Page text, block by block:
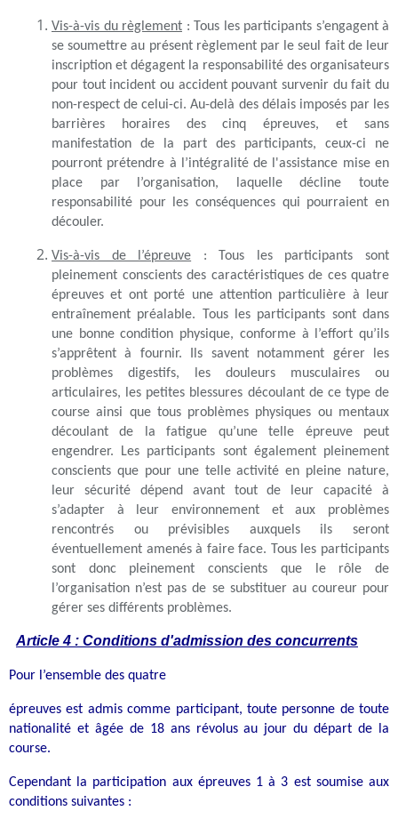
Vis-à-vis du règlement : Tous les participants s’engagent à
se soumettre au présent règlement par le seul fait de leur
inscription et dégagent la responsabilité des organisateurs
pour tout incident ou accident pouvant survenir du fait du
non-respect de celui-ci. Au-delà des délais imposés par les
barrières horaires des cinq épreuves, et sans
manifestation de la part des participants, ceux-ci ne
pourront prétendre à l’intégralité de l'assistance mise en
place par l’organisation, laquelle décline toute
responsabilité pour les conséquences qui pourraient en
découler.
Vis-à-vis de l’épreuve : Tous les participants sont
pleinement conscients des caractéristiques de ces quatre
épreuves et ont porté une attention particulière à leur
entraînement préalable. Tous les participants sont dans
une bonne condition physique, conforme à l’effort qu’ils
s’apprêtent à fournir. Ils savent notamment gérer les
problèmes digestifs, les douleurs musculaires ou
articulaires, les petites blessures découlant de ce type de
course ainsi que tous problèmes physiques ou mentaux
découlant de la fatigue qu’une telle épreuve peut
engendrer. Les participants sont également pleinement
conscients que pour une telle activité en pleine nature,
leur sécurité dépend avant tout de leur capacité à
s’adapter à leur environnement et aux problèmes
rencontrés ou prévisibles auxquels ils seront
éventuellement amenés à faire face. Tous les participants
sont donc pleinement conscients que le rôle de
l’organisation n’est pas de se substituer au coureur pour
gérer ses différents problèmes.
Article 4 : Conditions d'admission des concurrents
Pour l’ensemble des quatre
épreuves est admis comme participant, toute personne de toute
nationalité et âgée de 18 ans révolus au jour du départ de la
course.
Cependant la participation aux épreuves 1 à 3 est soumise aux
conditions suivantes :